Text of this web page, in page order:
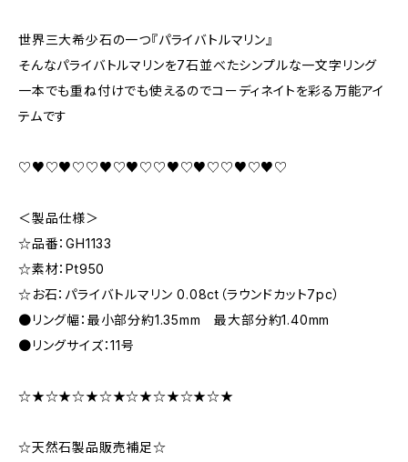
世界三大希少石の一つ『パライバトルマリン』
そんなパライバトルマリンを7石並べたシンプルな一文字リング
一本でも重ね付けでも使えるのでコーディネイトを彩る万能アイ
テムです
♡♥♡♥♡♡♥♡♥♡♡♥♡♥♡♡♥♡♥♡
＜製品仕様＞
☆品番：GH1133
☆素材：Pt950
☆お石：パライバトルマリン 0.08ct（ラウンドカット7pc）
●リング幅：最小部分約1.35mm 最大部分約1.40mm
●リングサイズ：11号
☆★☆★☆★☆★☆★☆★☆★☆★
☆天然石製品販売補足☆